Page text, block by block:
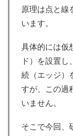
原理は点と線
います。
具体的には仮
ド）を設置
続（エッジ）
すが、この過
いません。
そこで今回、